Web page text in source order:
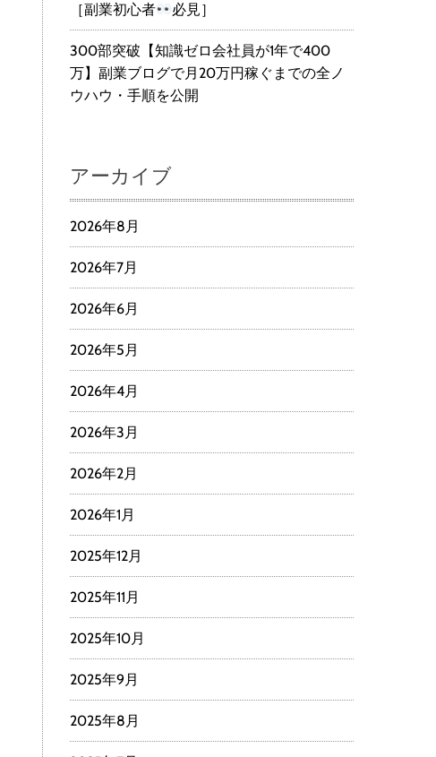
［副業初心者
必見］
300部突破【知識ゼロ会社員が1年で400
万】副業ブログで月20万円稼ぐまでの全ノ
ウハウ・手順を公開
アーカイブ
2026年8月
2026年7月
2026年6月
2026年5月
2026年4月
2026年3月
2026年2月
2026年1月
2025年12月
2025年11月
2025年10月
2025年9月
2025年8月